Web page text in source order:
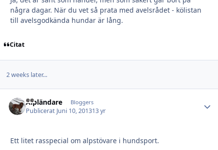
några dagar. När du vet så prata med avelsrådet - kölistan
till avelsgodkända hundar är lång.
Citat
2 weeks later...
Alpländare Bloggers
Publicerat Juni 10, 201313 yr
Ett litet rasspecial om alpstövare i hundsport.